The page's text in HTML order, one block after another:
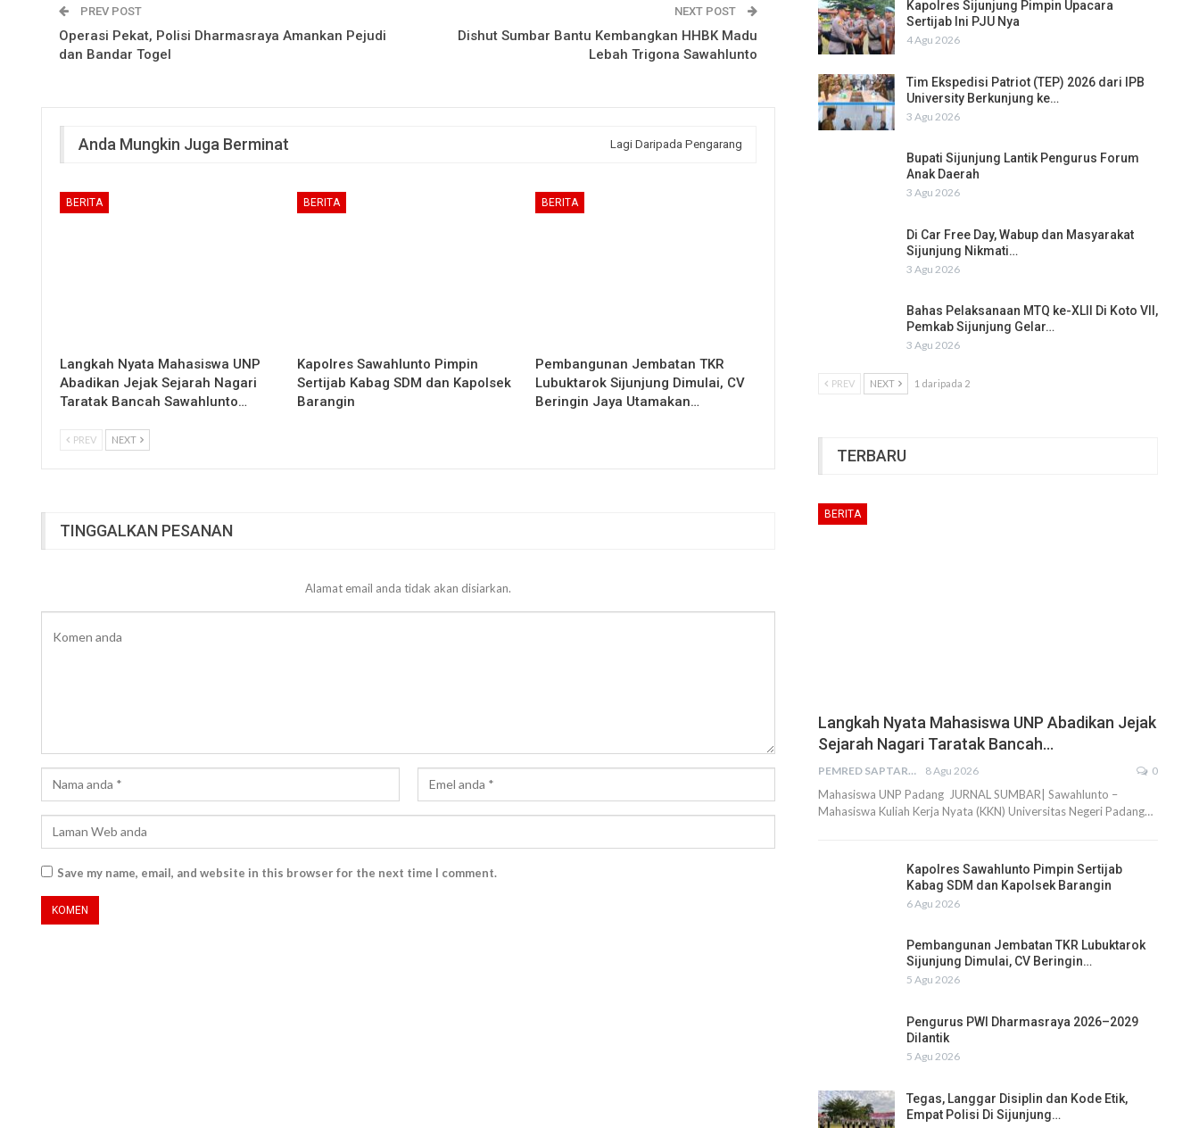
PREV POST
Operasi Pekat, Polisi Dharmasraya Amankan Pejudi
dan Bandar Togel
NEXT POST
Dishut Sumbar Bantu Kembangkan HHBK Madu
Lebah Trigona Sawahlunto
Anda Mungkin Juga Berminat Lagi Daripada Pengarang
BERITA
Langkah Nyata Mahasiswa UNP
Abadikan Jejak Sejarah Nagari
Taratak Bancah Sawahlunto…
BERITA
Kapolres Sawahlunto Pimpin
Sertijab Kabag SDM dan Kapolsek
Barangin
BERITA
Pembangunan Jembatan TKR
Lubuktarok Sijunjung Dimulai, CV
Beringin Jaya Utamakan…
PREV NEXT
TINGGALKAN PESANAN
Alamat email anda tidak akan disiarkan.
Save my name, email, and website in this browser for the next time I comment.
Kapolres Sijunjung Pimpin Upacara
Sertijab Ini PJU Nya
4 Agu 2026
Tim Ekspedisi Patriot (TEP) 2026 dari IPB
University Berkunjung ke…
3 Agu 2026
Bupati Sijunjung Lantik Pengurus Forum
Anak Daerah
3 Agu 2026
Di Car Free Day, Wabup dan Masyarakat
Sijunjung Nikmati…
3 Agu 2026
Bahas Pelaksanaan MTQ ke-XLII Di Koto VII,
Pemkab Sijunjung Gelar…
3 Agu 2026
PREV NEXT 1 daripada 2
TERBARU
BERITA
Langkah Nyata Mahasiswa UNP Abadikan Jejak
Sejarah Nagari Taratak Bancah…
PEMRED SAPTARIUS 8 Agu 2026 0
Mahasiswa UNP Padang JURNAL SUMBAR| Sawahlunto –
Mahasiswa Kuliah Kerja Nyata (KKN) Universitas Negeri Padang…
Kapolres Sawahlunto Pimpin Sertijab
Kabag SDM dan Kapolsek Barangin
6 Agu 2026
Pembangunan Jembatan TKR Lubuktarok
Sijunjung Dimulai, CV Beringin…
5 Agu 2026
Pengurus PWI Dharmasraya 2026–2029
Dilantik
5 Agu 2026
Tegas, Langgar Disiplin dan Kode Etik,
Empat Polisi Di Sijunjung…